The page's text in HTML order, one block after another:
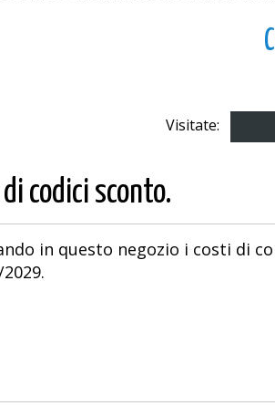
Visitate:
codici sconto.
in questo negozio i costi di